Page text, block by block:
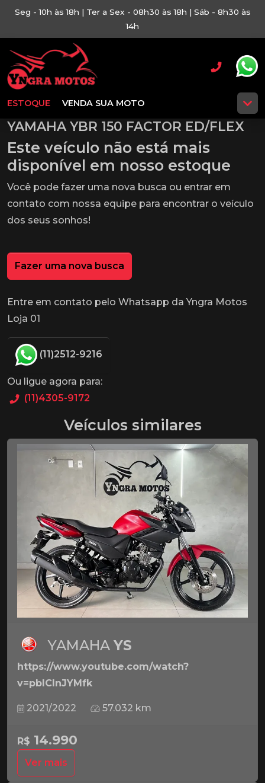
Seg - 10h às 18h | Ter a Sex - 08h30 às 18h | Sáb - 8h30 às
14h
ESTOQUE VENDA SUA MOTO
YAMAHA YBR 150 FACTOR ED/FLEX
Este veículo não está mais
disponível em nosso estoque
Você pode fazer uma nova busca ou entrar em
contato com nossa equipe para encontrar o veículo
dos seus sonhos!
Fazer uma nova busca
Entre em contato pelo Whatsapp da Yngra Motos
Loja 01
(11)2512-9216
Ou ligue agora para:
(11)4305-9172
Veículos similares
YAMAHA YS
https://www.youtube.com/watch?
v=pbICInJYMfk
2021/2022 57.032 km
R$ 14.990
Ver mais